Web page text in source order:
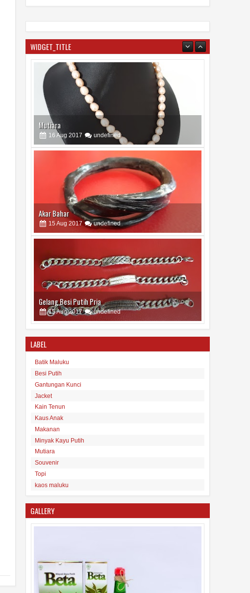
WIDGET_TITLE
Mutiara
16 Aug 2017
Akar Bahar
15 Aug 2017 undefined
Gelang Besi Putih Pria
15 Aug 2017 undefined
Tas Maluku
15Aug 2017 undefined
Minyak Kayu Putih Asli Maluku
16
LABEL
Batik Maluku
Besi Putih
Gantungan Kunci
Jacket
Kain Tenun
Kaus Anak
Makanan
Minyak Kayu Putih
Mutiara
Souvenir
Topi
kaos maluku
GALLERY